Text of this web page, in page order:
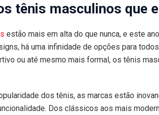
tênis masculinos que
estão mais em alta do que nunca, e este
há uma infinidade de opções para
ou até mesmo mais formal, os tênis
dos tênis, as marcas estão
Dos clássicos aos mais